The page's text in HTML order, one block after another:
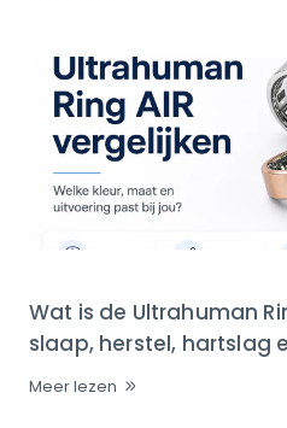
Wat is de Ultrahuman
slaap, herstel, hartslag
Meer lezen